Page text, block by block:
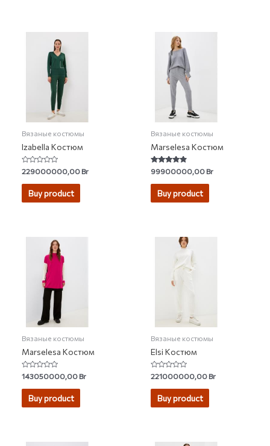
Вязаные костюмы
Izabella Костюм
Rated
0
out
229000000,00Br
Buy product
Вязаные костюмы
Marselesa Костюм
Rated
4.60
out of 5
99900000,00Br
Buy product
Вязаные костюмы
Marselesa Костюм
Rated
0
out
143050000,00Br
Buy product
Вязаные костюмы
Elsi Костюм
Rated
0
out
221000000,00Br
Buy product